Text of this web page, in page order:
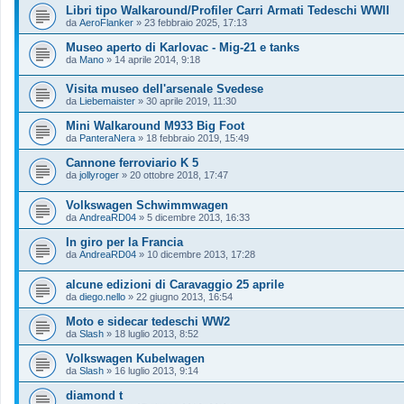
Libri tipo Walkaround/Profiler Carri Armati Tedeschi WWII
da AeroFlanker » 23 febbraio 2025, 17:13
Museo aperto di Karlovac - Mig-21 e tanks
da Mano » 14 aprile 2014, 9:18
Visita museo dell'arsenale Svedese
da Liebemaister » 30 aprile 2019, 11:30
Mini Walkaround M933 Big Foot
da PanteraNera » 18 febbraio 2019, 15:49
Cannone ferroviario K 5
da jollyroger » 20 ottobre 2018, 17:47
Volkswagen Schwimmwagen
da AndreaRD04 » 5 dicembre 2013, 16:33
In giro per la Francia
da AndreaRD04 » 10 dicembre 2013, 17:28
alcune edizioni di Caravaggio 25 aprile
da diego.nello » 22 giugno 2013, 16:54
Moto e sidecar tedeschi WW2
da Slash » 18 luglio 2013, 8:52
Volkswagen Kubelwagen
da Slash » 16 luglio 2013, 9:14
diamond t